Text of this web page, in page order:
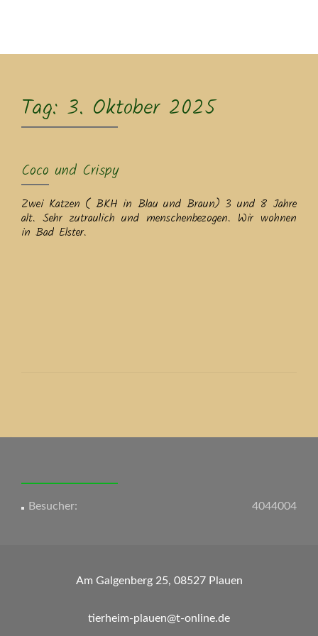
Tag: 3. Oktober 2025
Coco und Crispy
Zwei Katzen ( BKH in Blau und Braun) 3 und 8 Jahre
alt. Sehr zutraulich und menschenbezogen. Wir wohnen
in Bad Elster.
Navigation
4044004
Besucher:
Am Galgenberg 25, 08527 Plauen
tierheim-plauen@t-online.de